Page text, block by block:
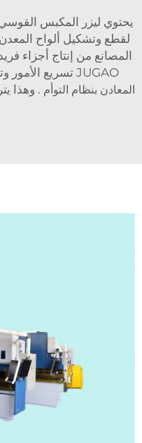
يحتوي ليزر المكبس
لقطع وتشكيل ألواح
المصانع من إنتاج أجزاء
JUGAO تسريع الأمور وتقديم دقة أكبر باستخدام
المعادن بنظام التوأم . وهذا